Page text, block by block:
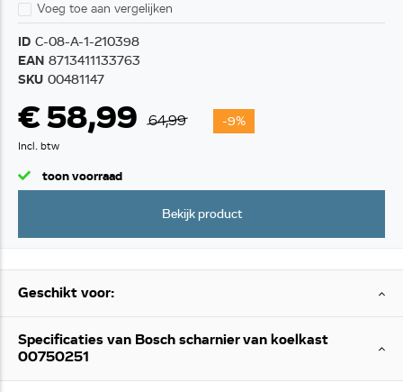
Voeg toe aan vergelijken
ID C-08-A-1-210398
EAN 8713411133763
SKU 00481147
€ 58,99 64,99 -9%
Incl. btw
toon voorraad
Bekijk product
Geschikt voor:
Specificaties van Bosch scharnier van koelkast
00750251